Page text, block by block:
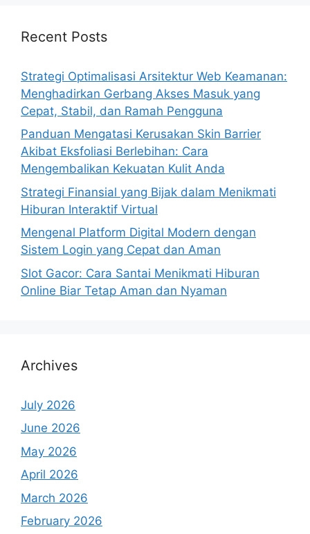
Recent Posts
Strategi Optimalisasi Arsitektur Web Keamanan:
Menghadirkan Gerbang Akses Masuk yang
Cepat, Stabil, dan Ramah Pengguna
Panduan Mengatasi Kerusakan Skin Barrier
Akibat Eksfoliasi Berlebihan: Cara
Mengembalikan Kekuatan Kulit Anda
Strategi Finansial yang Bijak dalam Menikmati
Hiburan Interaktif Virtual
Mengenal Platform Digital Modern dengan
Sistem Login yang Cepat dan Aman
Slot Gacor: Cara Santai Menikmati Hiburan
Online Biar Tetap Aman dan Nyaman
Archives
July 2026
June 2026
May 2026
April 2026
March 2026
February 2026